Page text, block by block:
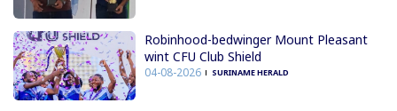
Robinhood-bedwinger Mount Pleasant
wint CFU Club Shield
04-08-2026 SURINAME HERALD